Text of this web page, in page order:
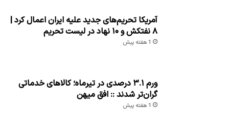
آمریکا تحریم‌های جدید علیه ایران اعمال کرد |
۸ نفتکش و ۱۰ نهاد در لیست تحریم
1 هفته پیش
ورم ۳.۱ درصدی در تیرماه؛ کالاهای خدماتی
گران‌تر شدند :: افق میهن
1 هفته پیش